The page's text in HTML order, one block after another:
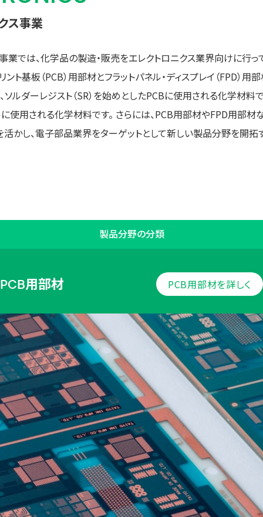
ス事業
業では、化学品の製造・販売をエレクトロニクス業界向けに行っ
ント基板（PCB）用部材とフラットパネル・ディスプレイ（FPD）用
ソルダーレジスト（SR）を始めとしたPCBに使用される化学材料
使用される化学材料です。 さらには、PCB用部材やFPD用部
かし、電子部品業界をターゲットとして新しい製品分野を開拓
製品分野の分類
PCB用部材 PCB用部材を詳しく